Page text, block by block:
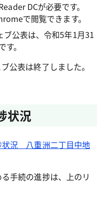
DCが必要です。
で閲覧できます。
公表は、令和5年1月31
。
公表は終了しました。
状況
状況 八重洲二丁目中地
手続の進捗は、上のリ